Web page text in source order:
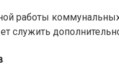
работы
служить